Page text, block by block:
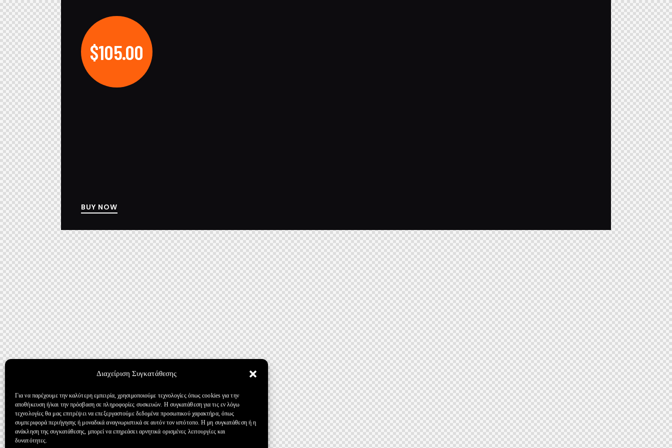
Διαχείριση Συγκατάθεσης
Για να παρέχουμε την καλύτερη εμπειρία, χρησιμοποιούμε τεχνολογίες όπως cookies για την
αποθήκευση ή/και την πρόσβαση σε πληροφορίες συσκευών. Η συγκατάθεση για τις εν λόγω
τεχνολογίες θα μας επιτρέψει να επεξεργαστούμε δεδομένα προσωπικού χαρακτήρα, όπως
συμπεριφορά περιήγησης ή μοναδικά αναγνωριστικά σε αυτόν τον ιστότοπο. Η μη συγκατάθεση ή η
ανάκληση της συγκατάθεσης, μπορεί να επηρεάσει αρνητικά ορισμένες λειτουργίες και
δυνατότητες.
$105.00
BUY NOW